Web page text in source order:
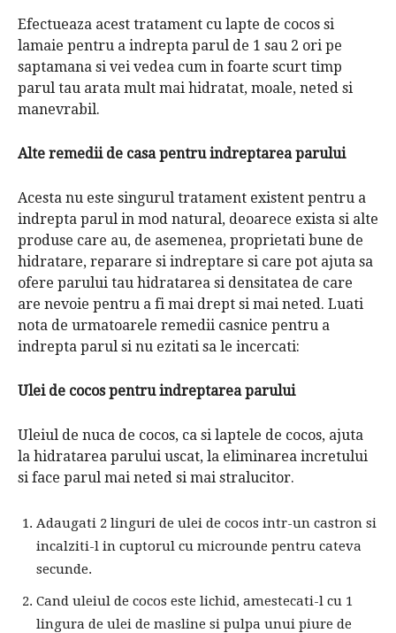
Efectueaza acest tratament cu lapte de cocos si
lamaie pentru a indrepta parul de 1 sau 2 ori pe
saptamana si vei vedea cum in foarte scurt timp
parul tau arata mult mai hidratat, moale, neted si
manevrabil.
Alte remedii de casa pentru indreptarea parului
Acesta nu este singurul tratament existent pentru a
indrepta parul in mod natural, deoarece exista si alte
produse care au, de asemenea, proprietati bune de
hidratare, reparare si indreptare si care pot ajuta sa
ofere parului tau hidratarea si densitatea de care
are nevoie pentru a fi mai drept si mai neted. Luati
nota de urmatoarele remedii casnice pentru a
indrepta parul si nu ezitati sa le incercati:
Ulei de cocos pentru indreptarea parului
Uleiul de nuca de cocos, ca si laptele de cocos, ajuta
la hidratarea parului uscat, la eliminarea incretului
si face parul mai neted si mai stralucitor.
Adaugati 2 linguri de ulei de cocos intr-un castron si
incalziti-l in cuptorul cu microunde pentru cateva
secunde.
Cand uleiul de cocos este lichid, amestecati-l cu 1
lingura de ulei de masline si pulpa unui piure de